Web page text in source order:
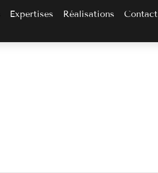
Expertises Réalisations Contact